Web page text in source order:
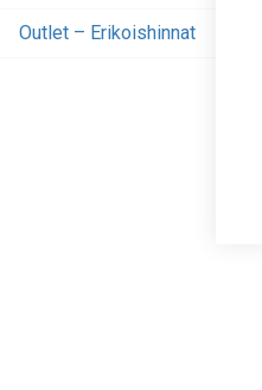
Outlet – Erikoishinnat